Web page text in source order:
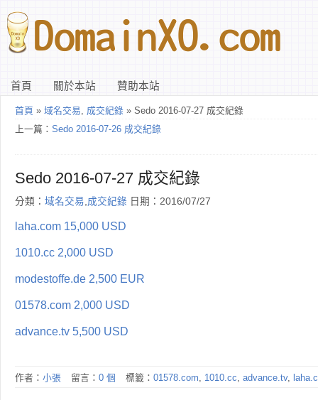
首頁 關於本站 贊助本站
首頁 » 域名交易, 成交紀錄 » Sedo 2016-07-27 成交紀錄
上一篇： Sedo 2016-07-26 成交紀錄
Sedo 2016-07-27 成交紀錄
分類： 域名交易,成交紀錄 日期：2016/07/27
laha.com 15,000 USD
1010.cc 2,000 USD
modestoffe.de 2,500 EUR
01578.com 2,000 USD
advance.tv 5,500 USD
作者： 小張 留言： 0 個 標籤： 01578.com, 1010.cc, advance.tv,